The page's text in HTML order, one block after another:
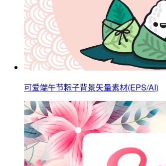
可爱端午节粽子背景矢量素材(EPS/AI)